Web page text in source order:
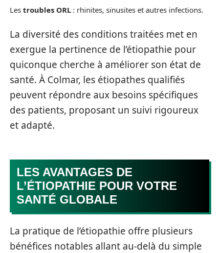
Les troubles ORL : rhinites, sinusites et autres infections.
La diversité des conditions traitées met en
exergue la pertinence de l’étiopathie pour
quiconque cherche à améliorer son état de
santé. À Colmar, les étiopathes qualifiés
peuvent répondre aux besoins spécifiques
des patients, proposant un suivi rigoureux
et adapté.
LES AVANTAGES DE
L’ÉTIOPATHIE POUR VOTRE
SANTÉ GLOBALE
La pratique de l’étiopathie offre plusieurs
bénéfices notables allant au-delà du simple